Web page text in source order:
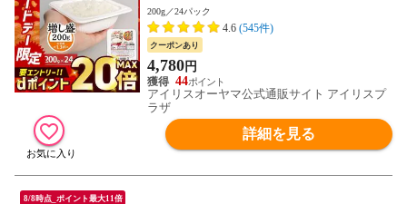
一人暮らし 200g×24P アイリスオーヤマ 低
温製法米 まとめ買い ストック 備蓄 保存食
非常食 [食品]
200g／24パック
4.6 (545件)
クーポンあり
4,780円
44
アイリスオーヤマ公式通販サイト アイリスプ
ラザ
詳細を見る
8/8時点_ポイント最大11倍